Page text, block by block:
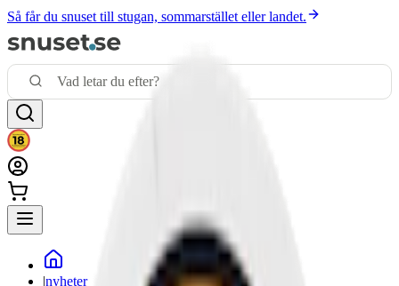
Så får du snuset till stugan, sommarstället eller landet.
|nyheter